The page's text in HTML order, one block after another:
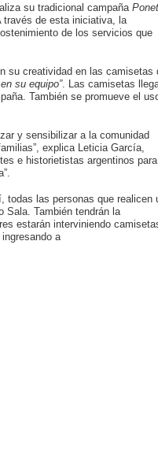
su tradicional campaña
través de esta iniciativa, la
de los servicios que
su creatividad en las camisetas
su equipo”. Las camisetas
También se promueve el
y sensibilizar a la comunidad
explica Leticia García,
e historietistas argentinos para
todas las personas que realicen
Sala. También tendrán la
estarán interviniendo
a